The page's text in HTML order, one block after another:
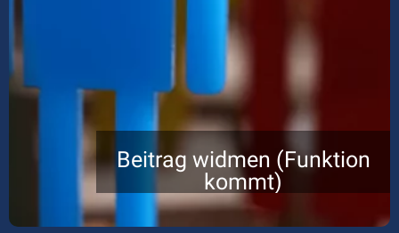
Beitrag widmen (Funktion
kommt)